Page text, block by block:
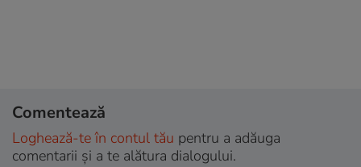
Comentează
Loghează-te în contul tău pentru a adăuga
comentarii și a te alătura dialogului.